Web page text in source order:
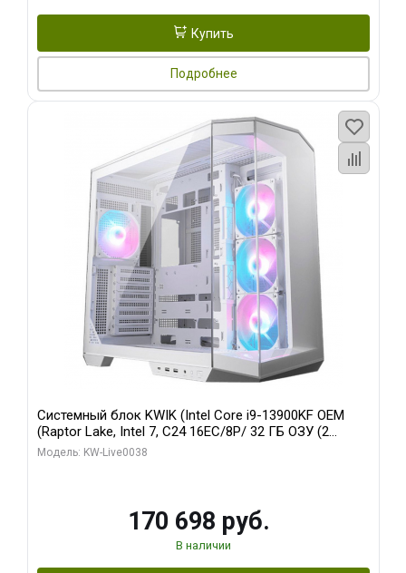
Купить
Подробнее
Системный блок KWIK (Intel Core i9-13900KF OEM
(Raptor Lake, Intel 7, C24 16EC/8P/ 32 ГБ ОЗУ (2
модуля)/ Gigabyte RX9070XT GAMING OC 16GB GDDR6
Модель: KW-Live0038
170 698 руб.
В наличии